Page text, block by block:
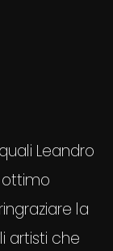
Leandro
ottimo
la
artisti che